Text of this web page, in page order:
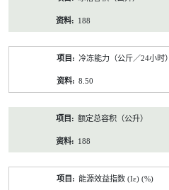
188
冷冻能力（公斤／24小时）
8.50
额定总容积（公升）
188
能源效益指数 (Iε) (%)